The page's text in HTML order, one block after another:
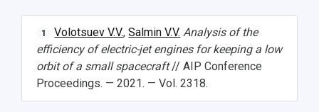
Заслуженные деятели
Структура университета
Институты и факультеты
Кафедры
Мультимедиа
Подкасты
Просветительский проект "Одержимы
Профессорско-преподавательский состав
Расписание занятий
Стипендии
Тестирование иностранных граждан на
Научная инфраструктура
Научно-исследовательские подразделения
Структурная схема управления научно-
исследовательской деятельностью
Материальная база
1 Volotsuev V.V.,Salmin V.V. Analysis of the
efficiency of electric-jet engines for keeping a low
orbit of a small spacecraft// AIP Conference
Proceedings. — 2021. — Vol. 2318.